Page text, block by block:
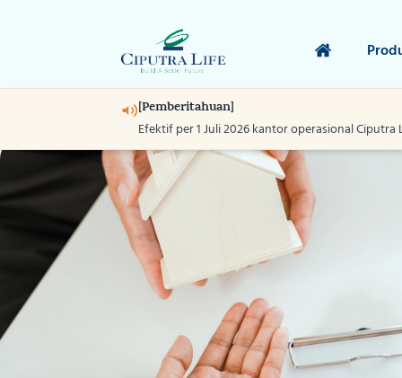
[Pemberitahuan]
Efektif per 1 Juli 2026 kantor operasional Ciputra